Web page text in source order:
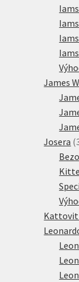
James
Josera
Kattovit